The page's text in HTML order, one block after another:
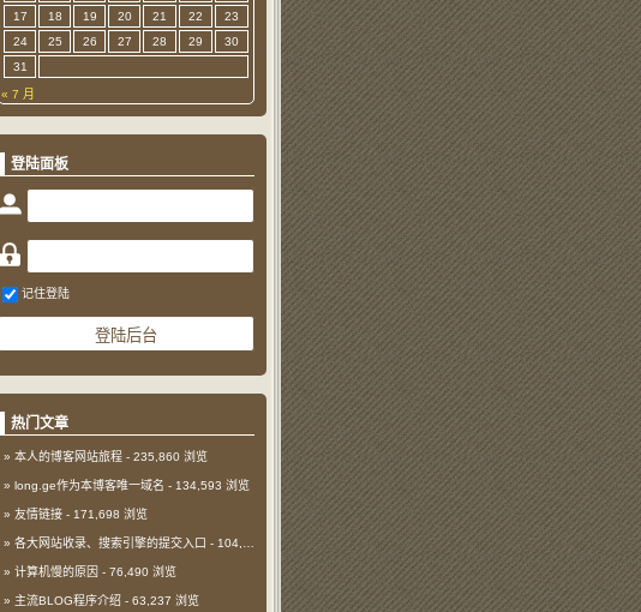
17
18 19 20 21 22
23
24
25 26 27 28 29
30
31
« 7 月
登陆面板
记住登陆
热门文章
本人的博客网站旅程 - 235,860 浏览
long.ge作为本博客唯一域名 - 134,593 浏览
友情链接 - 171,698 浏览
各大网站收录、搜索引擎的提交入口 - 104,486 浏览
计算机慢的原因 - 76,490 浏览
主流BLOG程序介绍 - 63,237 浏览